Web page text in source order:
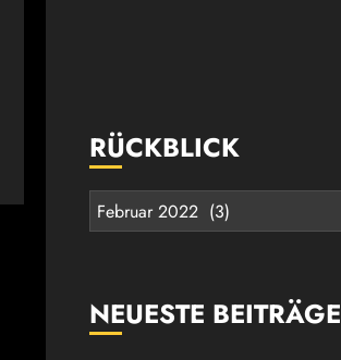
RÜCKBLICK
Rückblick
NEUESTE BEITRÄGE